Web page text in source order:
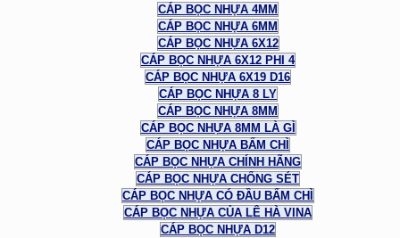
CÁP BỌC NHỰA 4MM
CÁP BỌC NHỰA 6MM
CÁP BỌC NHỰA 6X12
CÁP BỌC NHỰA 6X12 PHI 4
CÁP BỌC NHỰA 6X19 D16
CÁP BỌC NHỰA 8 LY
CÁP BỌC NHỰA 8MM
CÁP BỌC NHỰA 8MM LÀ GÌ
CÁP BỌC NHỰA BẤM CHÌ
CÁP BỌC NHỰA CHÍNH HÃNG
CÁP BỌC NHỰA CHỐNG SÉT
CÁP BỌC NHỰA CÓ ĐẦU BẤM CHÌ
CÁP BỌC NHỰA CỦA LÊ HÀ VINA
CÁP BỌC NHỰA D12